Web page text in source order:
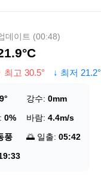
데이트 (00:48)
최고 30.5° ↓ 최저 21.2°
강수: 0mm
0% 바람: 4.4m/s
풍 🌅 일출: 05:42